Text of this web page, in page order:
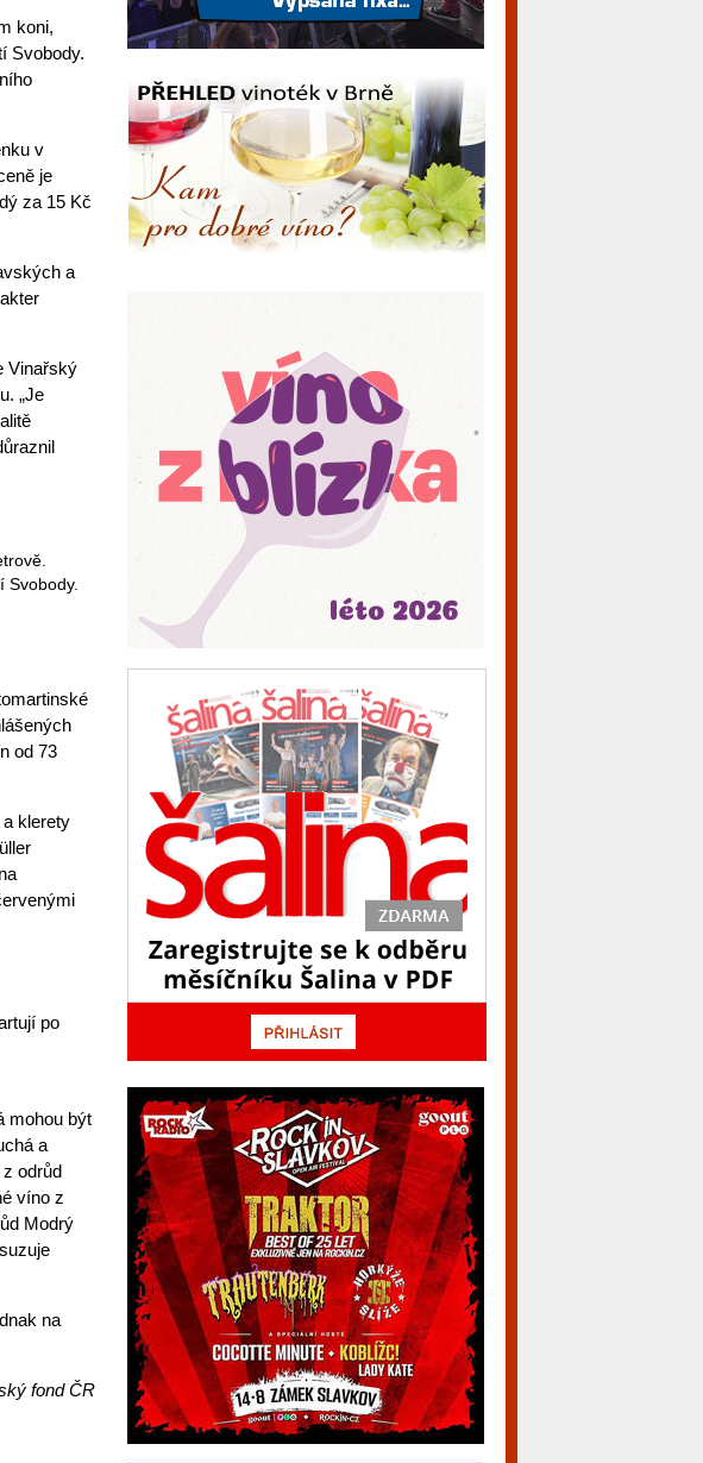
koni,
Svobody.
v
je
za 15 Kč
a
Vinařský
„Je
Svobody.
od 73
klerety
po
mohou být
a
odrůd
víno z
Modrý
na
fond ČR